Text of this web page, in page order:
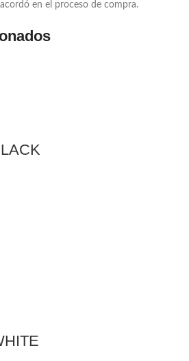
en el proceso de compra.